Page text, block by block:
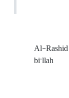
Al-Rashid
bi’llah